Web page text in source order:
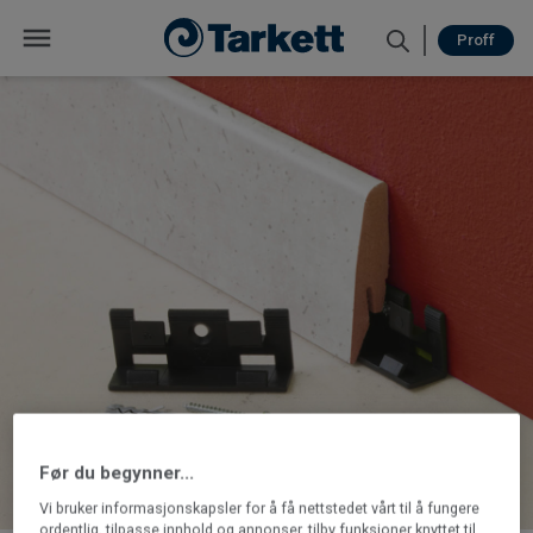
Proff
Før du begynner...
Vi bruker informasjonskapsler for å få nettstedet vårt til å fungere
ordentlig, tilpasse innhold og annonser, tilby funksjoner knyttet til